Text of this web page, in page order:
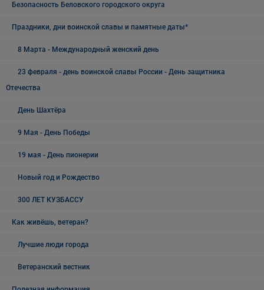
Безопасность Беловского городского округа
Праздники, дни воинской славы и памятные даты*
8 Марта - Международный женский день
23 февраля - день воинской славы России - День защитника
Отечества
День Шахтёра
9 Мая - День Победы
19 мая - День пионерии
Новый год и Рождество
300 ЛЕТ КУЗБАССУ
Как живёшь, ветеран?
Лучшие люди города
Ветеранский вестник